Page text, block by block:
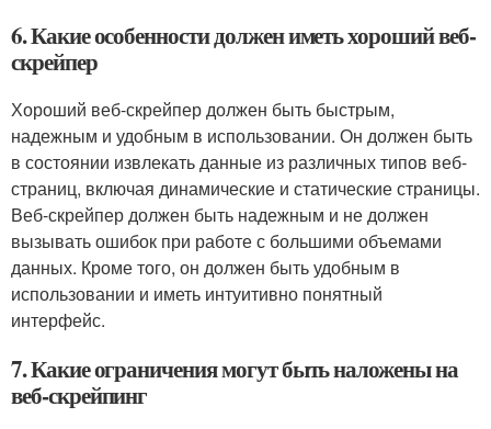
6. Какие особенности должен иметь хороший веб-
скрейпер
Хороший веб-скрейпер должен быть быстрым,
надежным и удобным в использовании. Он должен быть
в состоянии извлекать данные из различных типов веб-
страниц, включая динамические и статические страницы.
Веб-скрейпер должен быть надежным и не должен
вызывать ошибок при работе с большими объемами
данных. Кроме того, он должен быть удобным в
использовании и иметь интуитивно понятный
интерфейс.
7. Какие ограничения могут быть наложены на
веб-скрейпинг